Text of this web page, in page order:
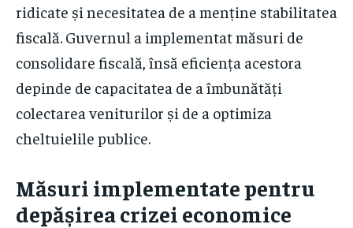
ridicate și necesitatea de a menține stabilitatea
fiscală. Guvernul a implementat măsuri de
consolidare fiscală, însă eficiența acestora
depinde de capacitatea de a îmbunătăți
colectarea veniturilor și de a optimiza
cheltuielile publice.
Măsuri implementate pentru
depășirea crizei economice